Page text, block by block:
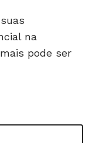
na
pode ser